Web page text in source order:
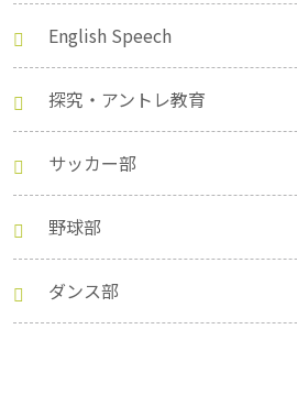
English Speech
探究・アントレ教育
サッカー部
野球部
ダンス部